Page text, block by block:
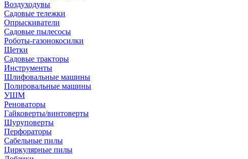
Воздуходувы
Садовые тележки
Опрыскиватели
Садовые пылесосы
Роботы-газонокосилки
Щетки
Садовые тракторы
Инструменты
Шлифовальные машины
Полировальные машины
УШМ
Реноваторы
Гайковерты/винтоверты
Шуруповерты
Перфораторы
Сабельные пилы
Циркулярные пилы